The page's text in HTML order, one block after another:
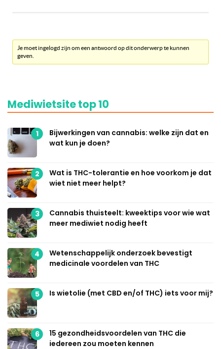
Je moet ingelogd zijn om een antwoord op dit onderwerp te kunnen
geven.
Mediwietsite top 10
1
Bijwerkingen van cannabis: welke zijn dat en
wat kun je doen?
2
Wat is THC-tolerantie en hoe voorkom je dat
wiet niet meer helpt?
3
Cannabis thuisteelt: kweektips voor wie wat
meer mediwiet nodig heeft
4
Wetenschappelijk onderzoek bevestigt
medicinale voordelen van THC
5 Is wietolie (met CBD en/of THC) iets voor mij?
6
15 gezondheidsvoordelen van THC die
iedereen zou moeten kennen